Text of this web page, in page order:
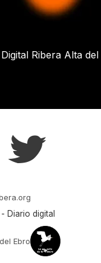
Ribera Alta del
r
Diario digital
Ebro